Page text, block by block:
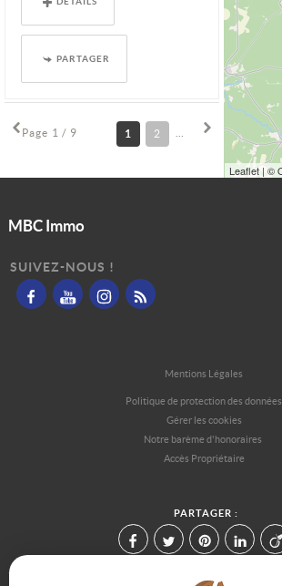
PARTAGER
Page 1 / 9 1 2 6
MBC Immo
SUIVEZ-NOUS !
Mentions Légales
Politique de protection des données
Gérer les cookies
Notre barème d'honoraires
Accès Propriétaire
PARTAGER :